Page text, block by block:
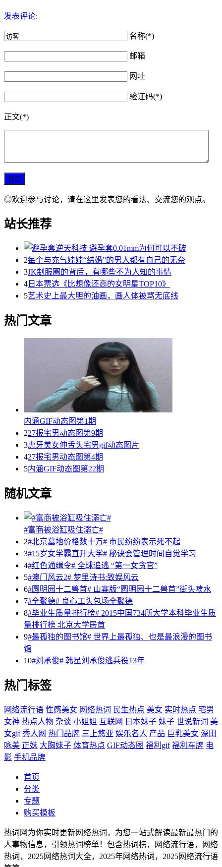
发表评论:
名称(*)
邮箱
网址
验证码(*)
正文(*)
◎欢迎参与讨论，请在这里发表您的看法、交流您的观点。
站长推荐
2每个与充气娃娃“结婚”的男人都有自己的无奈
3JK制服圈的背后，有哪些不为人知的事情
4 日本票选《比想像还高的女明星TOP10》
5艺术史上最大胆的油画，画人体被骂无底线
热门文章
内涵GIF动态图第1期
227报宅男动态图第9期
3虎牙美女伸舌头宅男gif动态图片
427报宅男动态图第4期
5内涵GIF动态图第22期
随机文章
#富商被浴缸吸住溺亡#
2#北京墓地价格数十万# 市民纷纷表示死不起
3#15岁女学霸直升大学# 秘诀会管理时间自觉学习
4#红色通缉令# 全球追逃 “第一女贪官”
5#澳门风云2# 梦里诗书:致娱风云
6#圆明园十二兽首# 山寨版“圆明园十二兽首”街头喷水
7#全聚德# 良心工头包场全聚德
8#毕业生质量排行榜# 2015中国734所大学本科毕业生质
量排行榜 北京大学居首
9#最孤独的图书馆# 世界上最孤独、也是最浪漫的图书
馆
10#刘承俊# 韩星刘承俊逃兵役13年
热门标签
网络流行语 性感美女 网络热词 民生热点 美女 实时热点 宅男
女神 热点人物 杂谈 小姐姐 互联网 日本妹子 妹子 世说新词 美
女gif 秀人网 热门品牌 三上悠亚 娱乐名人 产品 巨乳美女 深田
咏美 正妹 大胸妹子 体育热点 GIF动态图 福利gif 福利车牌 电
影 手机品牌
首页
分类
专题
购买模板
热词网为你实时更新网络热词，为您一站式解读最新最热门的
人事物信息，引领热词榜单！包含热词榜，网络流行语，网络
热词，2025网络热词大全，2025年网络热词，2025网络流行语